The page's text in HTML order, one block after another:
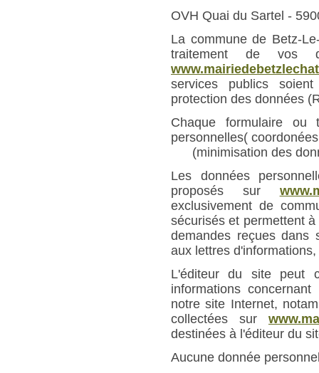
OVH Quai du Sartel -
La commune de Betz-
traitement de vos
services publics
protection des données
Chaque formulaire ou
personnelles(
(minimisation des
Les données
proposés sur
exclusivement de
sécurisés et permettent
demandes reçues dans
aux lettres
L'éditeur du site peut
informations
notre site Internet,
collectées sur
destinées à l'éditeur du
Aucune donnée